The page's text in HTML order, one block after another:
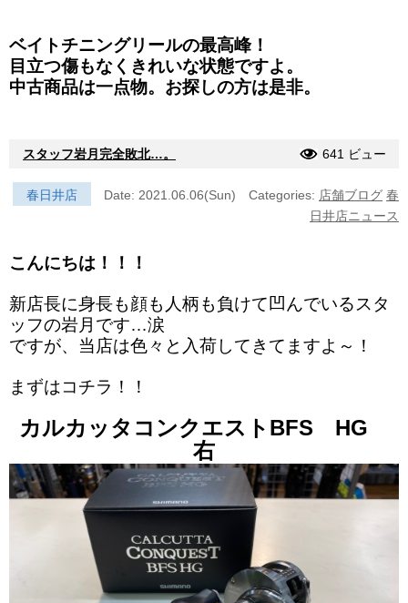
ベイトチニングリールの最高峰！
目立つ傷もなくきれいな状態ですよ。
中古商品は一点物。お探しの方は是非。
スタッフ岩月完全敗北…。 641 ビュー
春日井店 Date: 2021.06.06(Sun) Categories: 店舗ブログ 春
日井店ニュース
こんにちは！！！
新店長に身長も顔も人柄も負けて凹んでいるスタ
ッフの岩月です…涙
ですが、当店は色々と入荷してきてますよ～！
まずはコチラ！！
カルカッタコンクエストBFS HG
右